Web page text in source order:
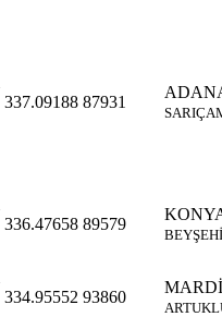
337.09188 87931
336.47658 89579
334.95552 93860